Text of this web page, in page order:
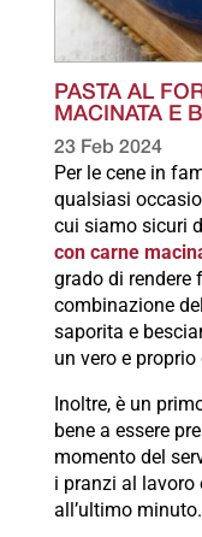
PASTA AL
MACINATA E
23 Feb 2024
Per le cene in
qualsiasi
cui siamo sicuri
con carne
grado di rendere
combinazione
saporita e
un vero e
Inoltre, è un
bene a essere
momento del
i pranzi al lavoro
all’ultimo minuto.